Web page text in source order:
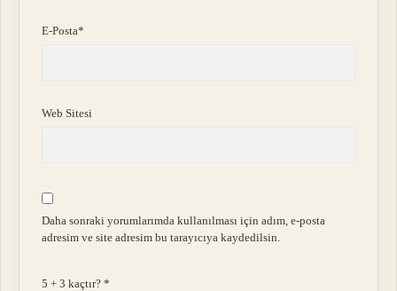
E-Posta*
Web Sitesi
Daha sonraki yorumlarımda kullanılması için adım, e-posta
adresim ve site adresim bu tarayıcıya kaydedilsin.
5 + 3 kaçtır?*